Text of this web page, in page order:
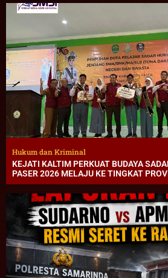
Hukum dan Kriminal
KEJATI KALTIM PERKUAT BUDAYA
PASER 2026 MELAJU KE TINGKAT